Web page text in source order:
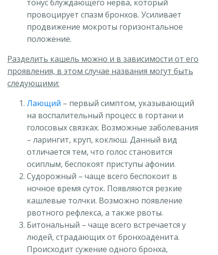
тонус блуждающего нерва, который
провоцирует спазм бронхов. Усиливает
продвижение мокроты горизонтальное
положение.
Разделить кашель можно и в зависимости от его
проявления, в этом случае названия могут быть
следующими:
Лающий – первый симптом, указывающий
на воспалительный процесс в гортани и
голосовых связках. Возможные заболевания
– ларингит, круп, коклюш. Данный вид
отличается тем, что голос становится
осиплым, беспокоят приступы афонии.
Судорожный – чаще всего беспокоит в
ночное время суток. Появляются резкие
кашлевые толчки. Возможно появление
рвотного рефлекса, а также рвоты.
Битональный – чаще всего встречается у
людей, страдающих от бронхоаденита.
Происходит сужение одного бронха,